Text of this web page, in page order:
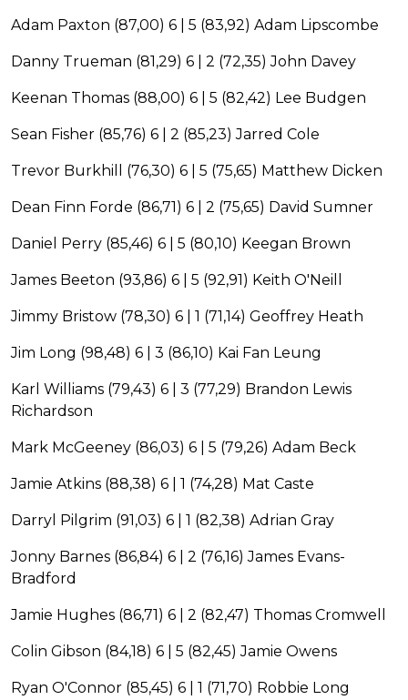
Adam Paxton (87,00) 6 | 5 (83,92) Adam Lipscombe
Danny Trueman (81,29) 6 | 2 (72,35) John Davey
Keenan Thomas (88,00) 6 | 5 (82,42) Lee Budgen
Sean Fisher (85,76) 6 | 2 (85,23) Jarred Cole
Trevor Burkhill (76,30) 6 | 5 (75,65) Matthew Dicken
Dean Finn Forde (86,71) 6 | 2 (75,65) David Sumner
Daniel Perry (85,46) 6 | 5 (80,10) Keegan Brown
James Beeton (93,86) 6 | 5 (92,91) Keith O'Neill
Jimmy Bristow (78,30) 6 | 1 (71,14) Geoffrey Heath
Jim Long (98,48) 6 | 3 (86,10) Kai Fan Leung
Karl Williams (79,43) 6 | 3 (77,29) Brandon Lewis
Richardson
Mark McGeeney (86,03) 6 | 5 (79,26) Adam Beck
Jamie Atkins (88,38) 6 | 1 (74,28) Mat Caste
Darryl Pilgrim (91,03) 6 | 1 (82,38) Adrian Gray
Jonny Barnes (86,84) 6 | 2 (76,16) James Evans-
Bradford
Jamie Hughes (86,71) 6 | 2 (82,47) Thomas Cromwell
Colin Gibson (84,18) 6 | 5 (82,45) Jamie Owens
Ryan O'Connor (85,45) 6 | 1 (71,70) Robbie Long